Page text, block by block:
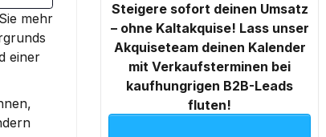
Steigere sofort deinen Umsatz
– ohne Kaltakquise! Lass unser
Akquiseteam deinen Kalender
mit Verkaufsterminen bei
kaufhungrigen B2B-Leads
fluten!
mehr
einer